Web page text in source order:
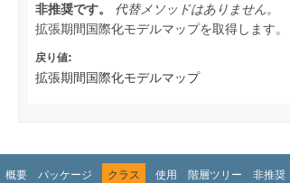
非推奨です。
代替メソッドはありません。
拡張期間国際化モデルマップを取得します。
戻り値:
拡張期間国際化モデルマップ
概要 パッケージ クラス 使用 階層ツリー 非推奨